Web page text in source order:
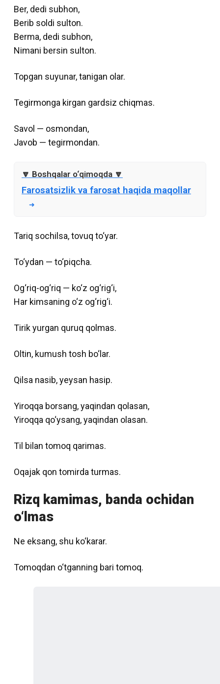
Ber, dedi subhon,
Berib soldi sulton.
Berma, dedi subhon,
Nimani bersin sulton.
Topgan suyunar, tanigan olar.
Tegirmonga kirgan gardsiz chiqmas.
Savol — osmondan,
Javob — tegirmondan.
Farosatsizlik va farosat haqida maqollar
Tariq sochilsa, tovuq to‘yar.
To‘ydan — to‘piqcha.
Og‘riq-og‘riq — ko‘z og‘rig‘i,
Har kimsaning o‘z og‘rig‘i.
Tirik yurgan quruq qolmas.
Oltin, kumush tosh bo‘lar.
Qilsa nasib, yeysan hasip.
Yiroqqa borsang, yaqindan qolasan,
Yiroqqa qo‘ysang, yaqindan olasan.
Til bilan tomoq qarimas.
Oqajak qon tomirda turmas.
Rizq kamimas, banda ochidan
o‘lmas
Ne eksang, shu ko‘karar.
Tomoqdan o‘tganning bari tomoq.